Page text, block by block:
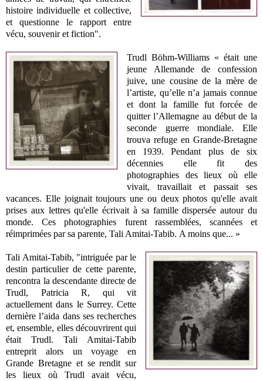
histoire individuelle et collective,
et questionne le rapport entre
vécu, souvenir et fiction".
Trudl Böhm-Williams « était une
jeune Allemande de confession
juive, une cousine de la mère de
l’artiste, qu’elle n’a jamais connue
et dont la famille fut forcée de
quitter l’Allemagne au début de la
seconde guerre mondiale. Elle
trouva refuge en Grande-Bretagne
en 1939. Pendant plus de six
décennies elle fit des
photographies des lieux où elle
vivait, travaillait et passait ses
vacances. Elle joignait toujours une ou deux photos qu'elle avait
prises aux lettres qu'elle écrivait à sa famille dispersée autour du
monde. Ces photographies furent rassemblées, scannées et
réimprimées par sa parente, Tali Amitai-Tabib. A moins que... »
Tali Amitai-Tabib, "intriguée par le
destin particulier de cette parente,
rencontra la descendante directe de
Trudl, Patricia R, qui vit
actuellement dans le Surrey. Cette
dernière l’aida dans ses recherches
et, ensemble, elles découvrirent qui
était Trudl. Tali Amitai-Tabib
entreprit alors un voyage en
Grande Bretagne et se rendit sur
les lieux où Trudl avait vécu,